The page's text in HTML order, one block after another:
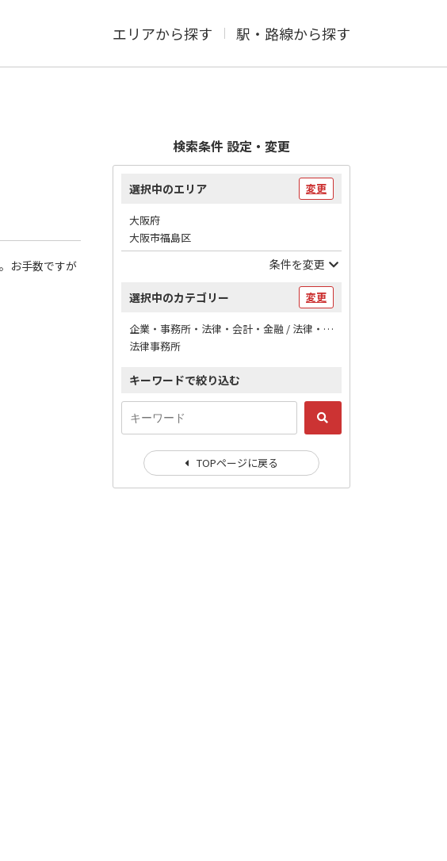
エリアから探す 駅・路線から探す
お手数ですが
検索条件 設定・変更
選択中のエリア 変更
大阪府
大阪市福島区
条件を変更
選択中のカテゴリー 変更
企業・事務所・法律・会計・金融 / 法律・会計
法律事務所
キーワードで絞り込む
TOPページに戻る